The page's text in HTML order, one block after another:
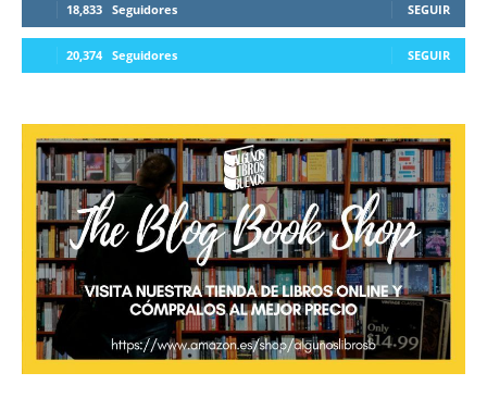
18,833 Seguidores SEGUIR
20,374 Seguidores SEGUIR